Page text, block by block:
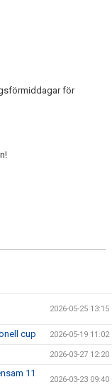
för
2026-05-25 13:15
cup 2026-05-19 11:02
2026-03-27 12:20
11
2026-03-23 09:40